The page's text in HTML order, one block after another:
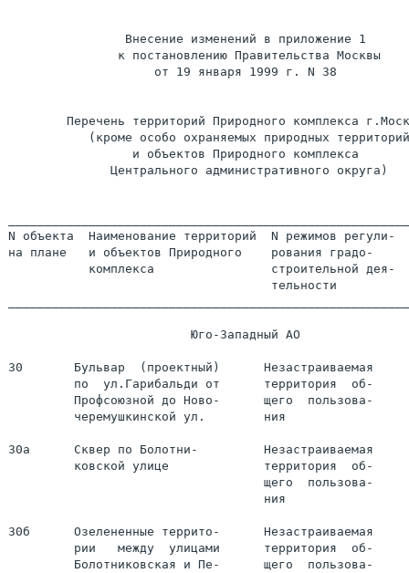
                Внесение изменений в приложение 1
               к постановлению Правительства Москвы
                    от 19 января 1999 г. N 38
Перечень территорий Природного комплекса
           (кроме особо охраняемых природных территорий
                 и объектов Природного комплекса
              Центрального административного округа)
N объекта  Наименование территорий  N режимов
на плане   и объектов Природного    рования градо-
           комплекса                строительной дея-
                                    тельности
                         Юго-Западный АО
30       Бульвар  (проектный)      Незастраиваемая
по  ул.Гарибальди от      территория  об-
         Профсоюзной до Ново-      щего  пользова-
         черемушкинской ул.        ния
30а      Сквер по Болотни-         Незастраиваемая
ковской улице             территория  об-
                                   щего  пользова-
                                   ния
30б      Озелененные террито-      Незастраиваемая
рии   между  улицами      территория  об-
         Болотниковская и Пе-      щего  пользова-